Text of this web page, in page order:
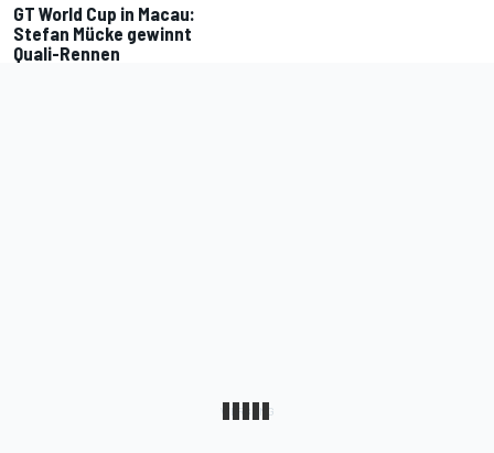
GT World Cup in Macau:
Stefan Mücke gewinnt
Quali-Rennen